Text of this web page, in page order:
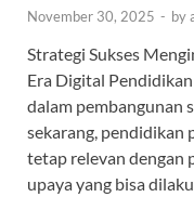
November 30, 2025 - by
Strategi Sukses
Era Digital
dalam pembangunan
sekarang, pendidikan
tetap relevan dengan
upaya yang bisa